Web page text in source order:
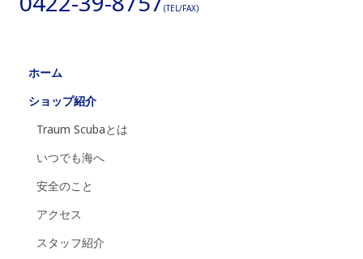
(TEL/FAX)
ホーム
ショップ紹介
Traum Scubaとは
いつでも海へ
安全のこと
アクセス
スタッフ紹介